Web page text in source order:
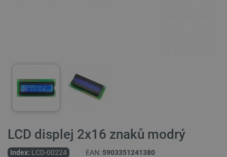
LCD displej 2x16 znaků modrý
Index: LCD-00224 EAN: 5903351241380